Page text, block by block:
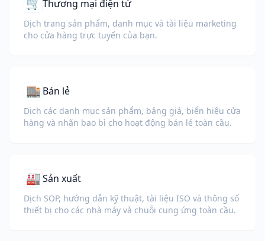
🛒 Thương mại điện tử
Dịch trang sản phẩm, danh mục và tài liệu marketing
cho cửa hàng trực tuyến của bạn.
🏬 Bán lẻ
Dịch các danh mục sản phẩm, bảng giá, biển hiệu cửa
hàng và nhãn bao bì cho hoạt động bán lẻ toàn cầu.
🏭Sản xuất
Dịch SOP, hướng dẫn kỹ thuật, tài liệu ISO và thông số
thiết bị cho các nhà máy và chuỗi cung ứng toàn cầu.